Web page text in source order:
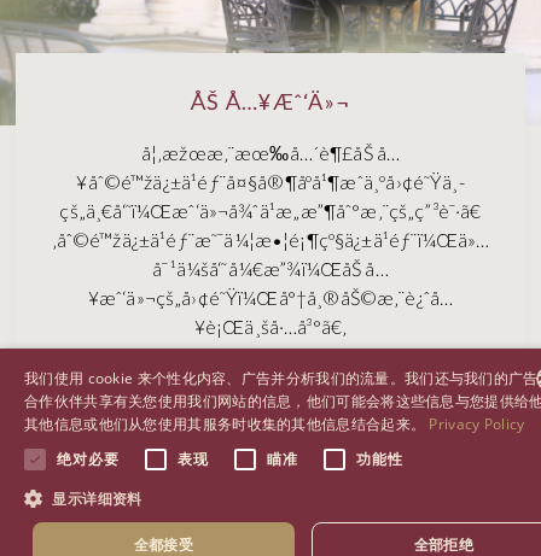
ÅŠ Å…¥Æˆ‘Ä»¬
å¦‚æžœæ‚¨æœ‰å…´è¶£åŠ å…
¥åˆ©é™žä¿±ä¹éƒ¨å¤§å®¶åº­å¹¶æˆä¸ºå›¢é˜Ÿä¸­
çš„ä¸€å‘˜ï¼Œæˆ‘ä»¬å¾ˆä¹æ„æ”¶åˆ°æ‚¨çš„ç”³è¯·ã€
‚åˆ©é™žä¿±ä¹éƒ¨æ˜¯ä¼¦æ•¦é¡¶çº§ä¿±ä¹éƒ¨ï¼Œä»…
å¯¹ä¼šå‘˜å¼€æ”¾ï¼ŒåŠ å…
¥æˆ‘ä»¬çš„å›¢é˜Ÿï¼Œå°†å¸®åŠ©æ‚¨è¿ˆå…
¥è¡Œä¸šå·…å³°ã€‚
Åº”Ç”¨
CHINESE
我们使用 cookie 来个性化内容、广告并分析我们的流量。我们还与我们的广
合作伙伴共享有关您使用我们网站的信息，他们可能会将这些信息与您提供给
其他信息或他们从您使用其服务时收集的其他信息结合起来。
Privacy Policy
绝对必要
表现 瞄准
功能性
显示详细资料
全都接受 全部拒绝